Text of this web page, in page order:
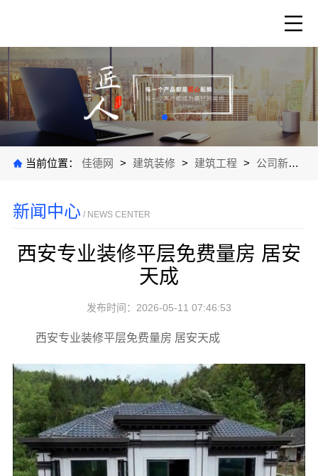
当前位置： 佳德网 > 建筑装修 > 建筑工程 > 公司新闻
新闻中心 / NEWS CENTER
西安专业装修平层免费量房 居安
天成
发布时间：2026-05-11 07:46:53
西安专业装修平层免费量房 居安天成